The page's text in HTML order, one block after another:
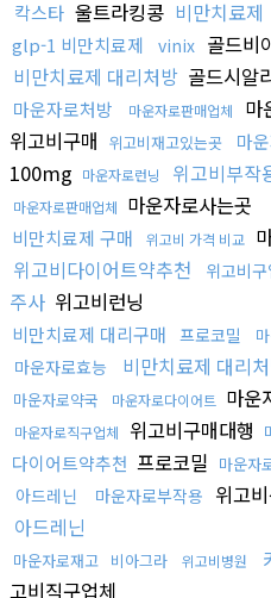
칵스타 울트라킹콩 비만치료제
glp-1 비만치료제 vinix 골드비
비만치료제 대리처방 골드시알
마운자로처방 마운자로판매업체 마
위고비구매 위고비재고있는곳 마
100mg 마운자로런닝 위고비부작
마운자로판매업체 마운자로사는곳
비만치료제 구매 위고비 가격 비교
위고비다이어트약추천 위고비
주사 위고비런닝
비만치료제 대리구매 프로코밀
마운자로효능 비만치료제 대리
마운자로약국 마운자로다이어트 마운
마운자로직구업체 위고비구매대행
다이어트약추천 프로코밀 마운자
아드레닌 마운자로부작용 위고
아드레닌
마운자로재고 비아그라 위고비병원
고비직구업체